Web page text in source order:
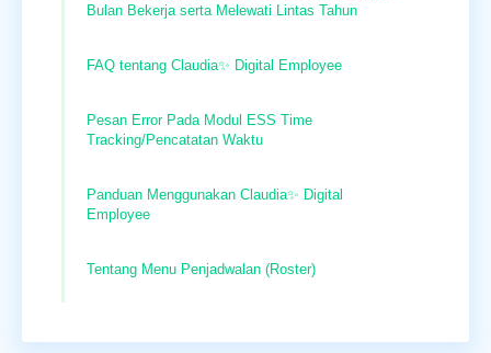
Bulan Bekerja serta Melewati Lintas Tahun
FAQ tentang Claudia✨ Digital Employee
Pesan Error Pada Modul ESS Time
Tracking/Pencatatan Waktu
Panduan Menggunakan Claudia✨ Digital
Employee
Tentang Menu Penjadwalan (Roster)